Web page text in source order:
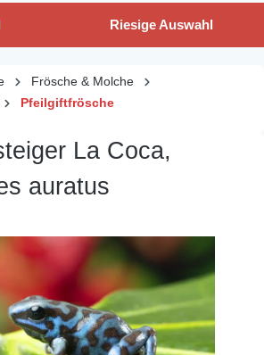
Riesige Auswahl
Frösche & Molche
Pfeilgiftfrösche
La Coca,
auratus